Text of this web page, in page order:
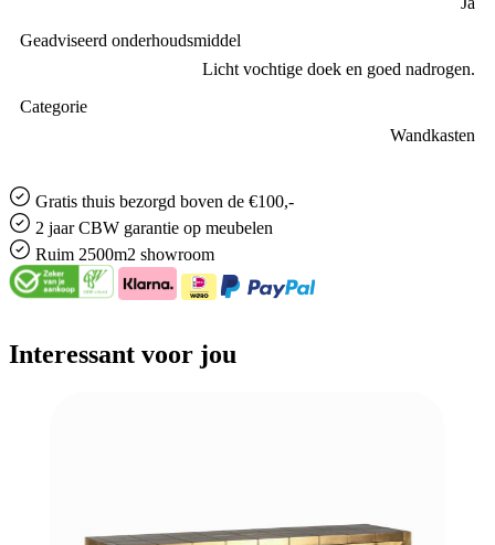
Geadviseerd onderhoudsmiddel
Licht vochtige doek en goed nadrogen.
Categorie
Wandkasten
Gratis thuis bezorgd boven de €100,-
2 jaar CBW garantie op meubelen
Ruim 2500m2 showroom
Interessant voor jou